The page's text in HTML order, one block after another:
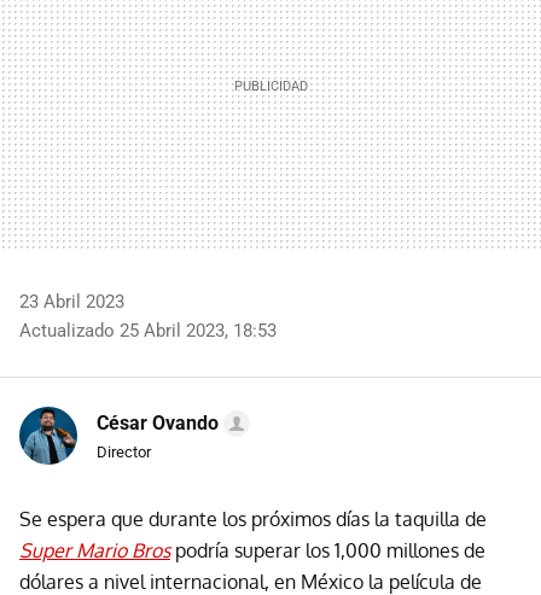
23 Abril 2023
Actualizado 25 Abril 2023, 18:53
César Ovando
Director
Se espera que durante los próximos días la taquilla de
Super Mario Brospodría superar los 1,000 millones de
dólares a nivel internacional, en México la película de